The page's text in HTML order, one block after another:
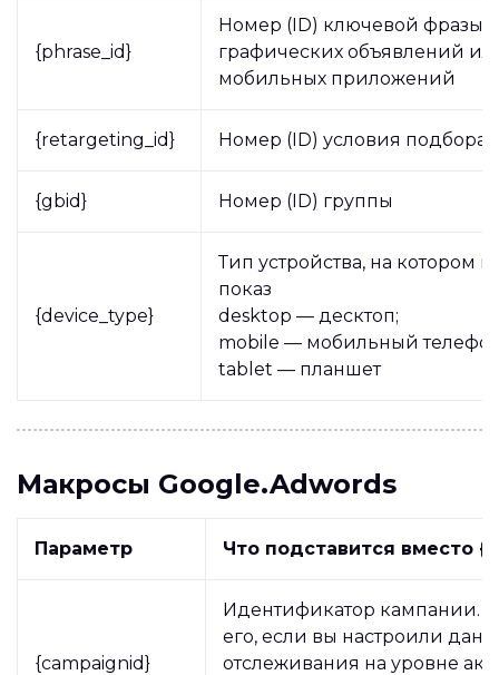
{phrase_id}
Номер (ID) ключевой фразы
графических объявлений
мобильных приложений
{retargeting_id} Номер (ID) условия подбора
{gbid} Номер (ID) группы
{device_type}
Тип устройства, на котором
показ
desktop — десктоп;
mobile — мобильный
tablet — планшет
Макросы Google.Adwords
Параметр Что подставится вместо
{campaignid}
Идентификатор кампании.
его, если вы настроили
отслеживания на уровне